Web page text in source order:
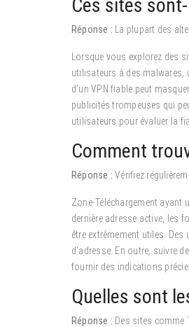
Ces sites
Réponse : La plupart des
Lorsque vous explorez des
utilisateurs à des malwares,
d’un VPN fiable peut
publicités trompeuses qui
utilisateurs pour évaluer la
Comment
Réponse : Vérifiez
Zone-Téléchargement ayant
dernière adresse active, les
être extrêmement utiles.
d’adresse. En outre, suivre
fournir des indications
Quelles sont
Réponse : Des sites comme